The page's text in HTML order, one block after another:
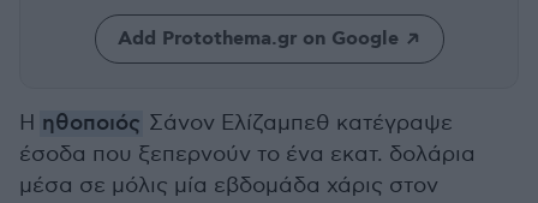
Add Protothema.gr on Google
Η ηθοποιός Σάνον Ελίζαμπεθ κατέγραψε
έσοδα που ξεπερνούν το ένα εκατ. δολάρια
μέσα σε μόλις μία εβδομάδα χάρις στον